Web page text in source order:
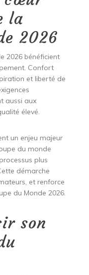
la
2026
2026 bénéficient
Confort
et liberté de
aussi aux
élevé.
un enjeu majeur
du monde
plus
démarche
et renforce
du Monde 2026.
son